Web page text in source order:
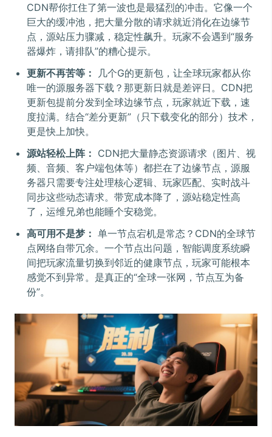
CDN帮你扛住了第一波也是最猛烈的冲击。它像一个
巨大的缓冲池，把大量分散的请求就近消化在边缘节
点，源站压力骤减，稳定性飙升。玩家不会遇到“服务
器爆炸，请排队”的糟心提示。
更新不再苦等：
几个G的更新包，让全球玩家都从你
唯一的源服务器下载？那更新日就是差评日。CDN把
更新包提前分发到全球边缘节点，玩家就近下载，速
度拉满。结合“差分更新”（只下载变化的部分）技术，
更是快上加快。
源站轻松上阵： CDN把大量静态资源请求（图片、视
频、音频、客户端包体等）都拦在了边缘节点，源服
务器只需要专注处理核心逻辑、玩家匹配、实时战斗
同步这些动态请求。带宽成本降了，源站稳定性高
了，运维兄弟也能睡个安稳觉。
高可用不是梦： 单一节点宕机是常态？CDN的全球节
点网络自带冗余。一个节点出问题，智能调度系统瞬
间把玩家流量切换到邻近的健康节点，玩家可能根本
感觉不到异常。是真正的“全球一张网，节点互为备
份”。